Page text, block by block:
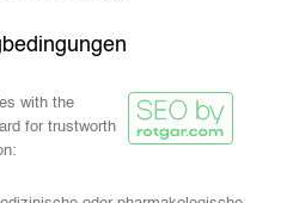
with the
for trustworth